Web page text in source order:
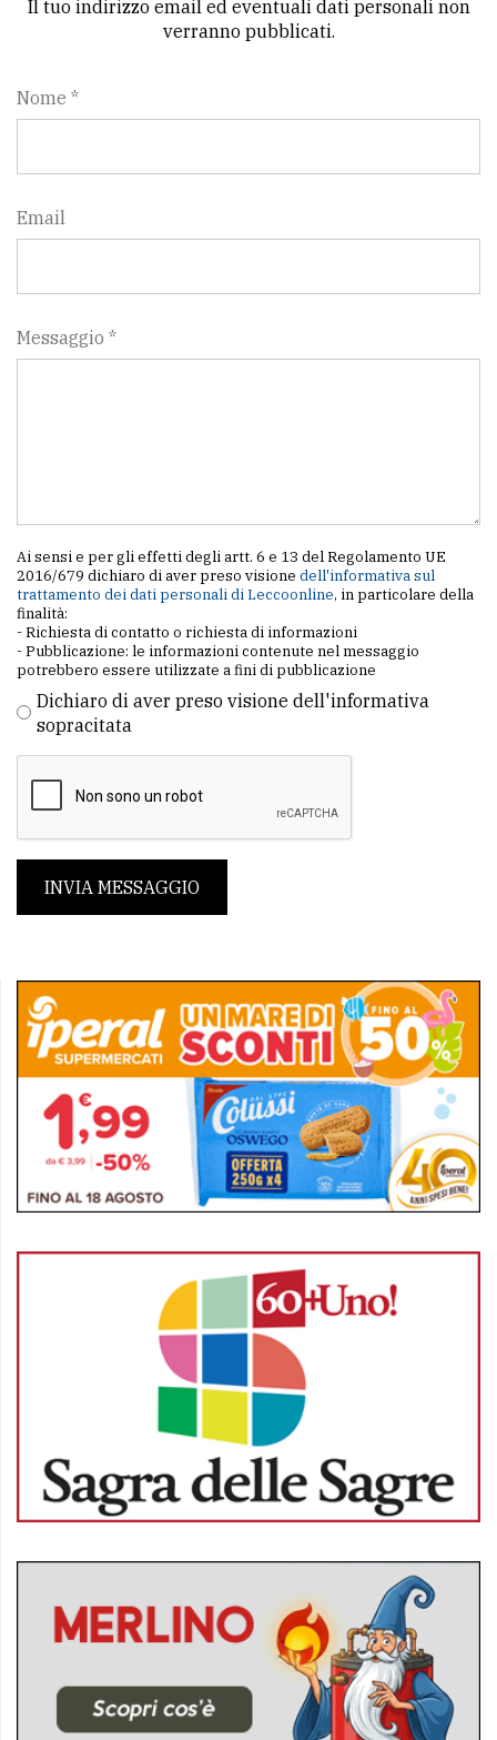
Il tuo indirizzo email ed eventuali dati personali non
verranno pubblicati.
Nome *
Email
Messaggio *
Ai sensi e per gli effetti degli artt. 6 e 13 del Regolamento UE
2016/679 dichiaro di aver preso visione dell'informativa sul
trattamento dei dati personali di Leccoonline, in particolare della
finalità:
- Richiesta di contatto o richiesta di informazioni
- Pubblicazione: le informazioni contenute nel messaggio
potrebbero essere utilizzate a fini di pubblicazione
Dichiaro di aver preso visione dell'informativa
sopracitata
INVIA MESSAGGIO